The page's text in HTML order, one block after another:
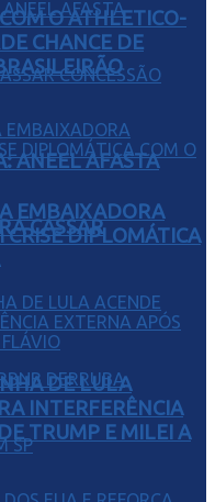
ANEEL AFASTA
CASSAR
O ATHLETICO-
CHANCE DE
EMBAIXADORA
DIPLOMÁTICA
DE LULA
INTERFERÊNCIA
TRUMP E MILEI A